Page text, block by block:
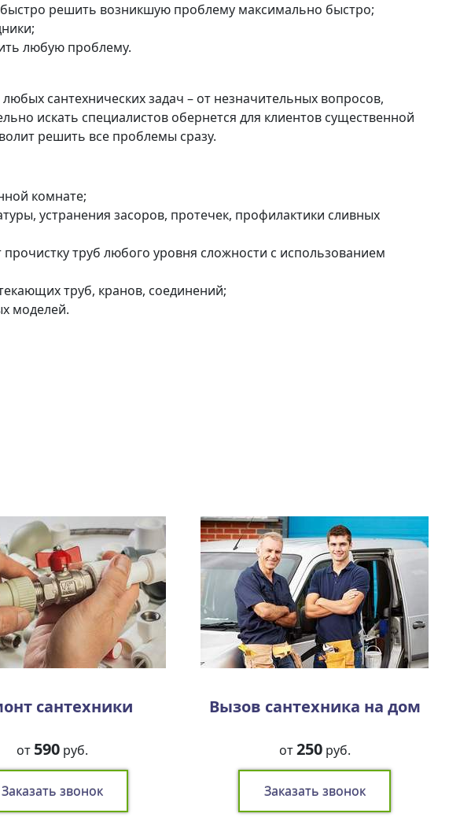
решить возникшую проблему максимально быстро;
любую проблему.
сантехнических задач – от незначительных вопросов,
искать специалистов обернется для клиентов существенной
решить все проблемы сразу.
комнате;
устранения засоров, протечек, профилактики сливных
труб любого уровня сложности с использованием
труб, кранов, соединений;
моделей.
сантехники
от 590руб.
Заказать звонок
Вызов сантехника на дом
от250руб.
Заказать звонок